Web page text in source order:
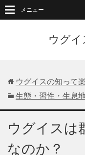
ウグ
メニュー
ウグイスの知って
生態・習性・生息
ウグイスは
なのか？